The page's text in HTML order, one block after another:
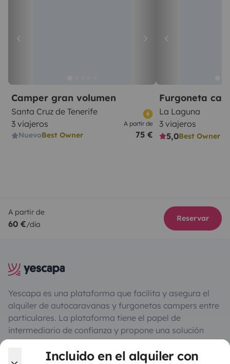
Incluido en el alquiler con
Camper gran volumen
Santa Cruz de Tenerife
3 viajeros
NuevoBest Owner
A partir de
75 €
Furgoneta
La Laguna
3 viajeros
5,0Best Owner
A partir de
60 €/día
Reservar
Yescapa es una plataforma que facilita y asegura el
alquiler de autocaravanas y furgonetas campers entre
particulares. La plataforma tiene el papel de
intermediario de confianza y propone una solución
llave en mano para unas vacaciones en total libertad y
seguridad.